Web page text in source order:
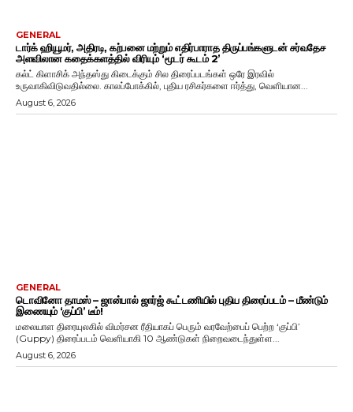
GENERAL
டார்க் ஹியூமர், அதிரடி, கற்பனை மற்றும் எதிர்பாராத திருப்பங்களுடன் சர்வதேச
அளவிலான கதைக்களத்தில் விரியும் ‘மூடர் கூடம் 2’
கல்ட் கிளாசிக் அந்தஸ்து கிடைக்கும் சில திரைப்படங்கள் ஒரே இரவில்
உருவாகிவிடுவதில்லை. காலப்போக்கில், புதிய ரசிகர்களை ஈர்த்து, வெளியான...
August 6, 2026
GENERAL
டொவினோ தாமஸ் – ஜான்பால் ஜார்ஜ் கூட்டணியில் புதிய திரைப்படம் – மீண்டும்
இணையும் ‘குப்பி’ டீம்!
மலையாள திரையுலகில் விமர்சன ரீதியாகப் பெரும் வரவேற்பைப் பெற்ற ‘குப்பி’
(Guppy) திரைப்படம் வெளியாகி 10 ஆண்டுகள் நிறைவடைந்துள்ள...
August 6, 2026